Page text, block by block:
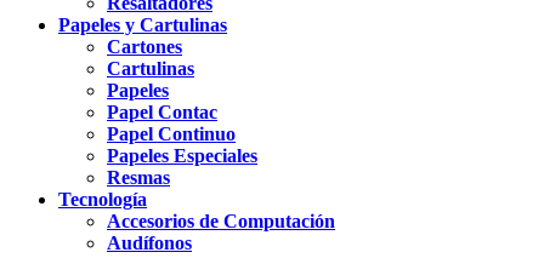
Papeles y Cartulinas
Cartones
Cartulinas
Papeles
Papel Contac
Papel Continuo
Papeles Especiales
Resmas
Tecnología
Accesorios de Computación
Audífonos